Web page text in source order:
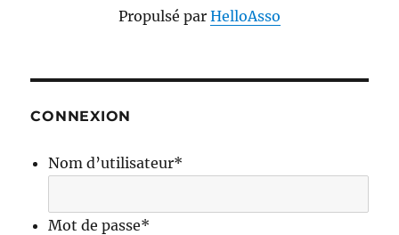
Propulsé par HelloAsso
CONNEXION
Nom d’utilisateur*
Mot de passe*